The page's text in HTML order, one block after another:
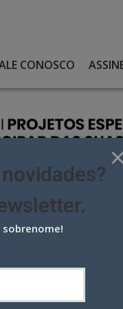
CONOSCO
BACKDROP EM
×